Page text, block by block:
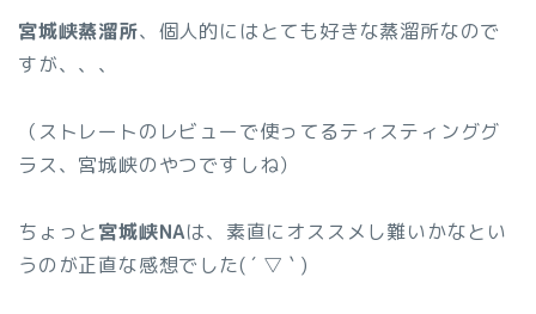
宮城峡蒸溜所、個人的にはとても好きな蒸溜所なので
すが、、、
（ストレートのレビューで使ってるティスティンググ
ラス、宮城峡のやつですしね）
ちょっと宮城峡NAは、素直にオススメし難いかなとい
うのが正直な感想でした( ´ ▽ ` )